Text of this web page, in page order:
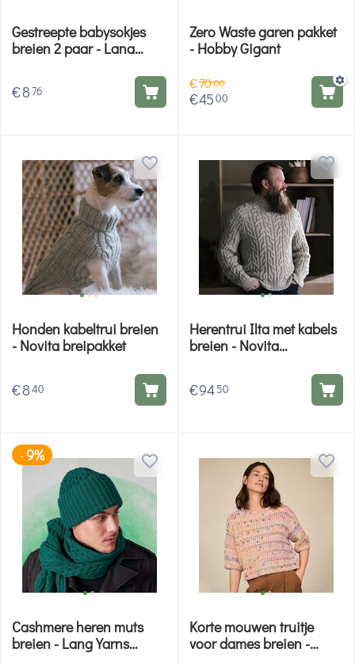
Gestreepte babysokjes
breien 2 paar - Lana
€876
Zero Waste garen pakket
- Hobby Gigant
€7000
€4500
Honden kabeltrui breien
- Novita breipakket
€840
Herentrui Ilta met kabels
breien - Novita
€94 50
-9%
Cashmere heren muts
breien - Lang Yarns
Korte mouwen truitje
voor dames breien -